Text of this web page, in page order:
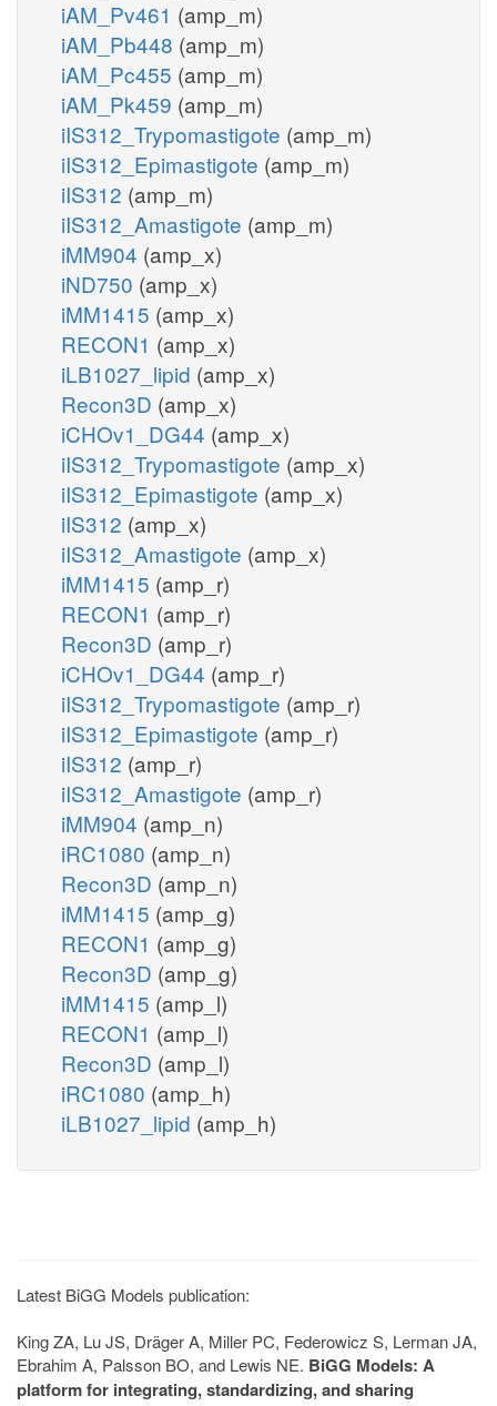
iAM_Pv461 (amp_m)
iAM_Pb448 (amp_m)
iAM_Pc455 (amp_m)
iAM_Pk459 (amp_m)
iIS312_Trypomastigote (amp_m)
iIS312_Epimastigote (amp_m)
iIS312 (amp_m)
iIS312_Amastigote (amp_m)
iMM904 (amp_x)
iND750 (amp_x)
iMM1415 (amp_x)
RECON1 (amp_x)
iLB1027_lipid (amp_x)
Recon3D (amp_x)
iCHOv1_DG44 (amp_x)
iIS312_Trypomastigote (amp_x)
iIS312_Epimastigote (amp_x)
iIS312 (amp_x)
iIS312_Amastigote (amp_x)
iMM1415 (amp_r)
RECON1 (amp_r)
Recon3D (amp_r)
iCHOv1_DG44 (amp_r)
iIS312_Trypomastigote (amp_r)
iIS312_Epimastigote (amp_r)
iIS312 (amp_r)
iIS312_Amastigote (amp_r)
iMM904 (amp_n)
iRC1080 (amp_n)
Recon3D (amp_n)
iMM1415 (amp_g)
RECON1 (amp_g)
Recon3D (amp_g)
iMM1415 (amp_l)
RECON1 (amp_l)
Recon3D (amp_l)
iRC1080 (amp_h)
iLB1027_lipid (amp_h)
Latest BiGG Models publication:
King ZA, Lu JS, Dräger A, Miller PC, Federowicz S, Lerman JA,
Ebrahim A, Palsson BO, and Lewis NE. BiGG Models: A
platform for integrating, standardizing, and sharing